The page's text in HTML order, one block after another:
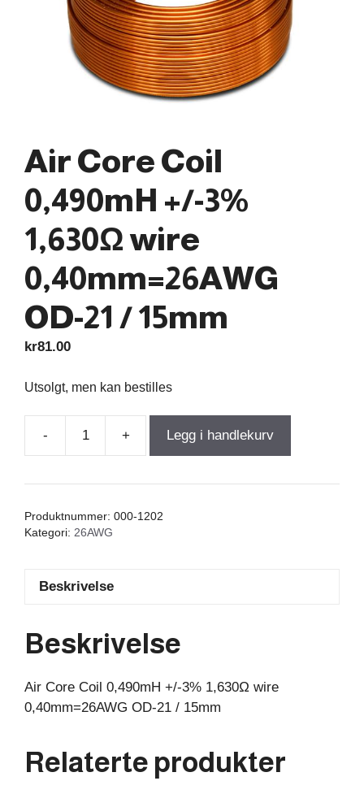
Air Core Coil
0,490mH +/-3%
1,630Ω wire
0,40mm=26AWG
OD-21 / 15mm
kr81.00
Utsolgt, men kan bestilles
-
Coil
antall
+ Legg i handlekurv
Produktnummer: 000-1202
Kategori: 26AWG
Beskrivelse
Beskrivelse
Air Core Coil 0,490mH +/-3% 1,630Ω wire
0,40mm=26AWG OD-21 / 15mm
Relaterte produkter